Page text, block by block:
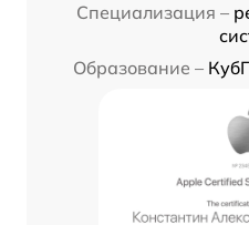
Специализация –
Образование –